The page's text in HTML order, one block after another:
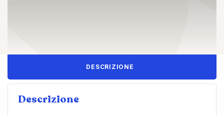
DESCRIZIONE
Descrizione